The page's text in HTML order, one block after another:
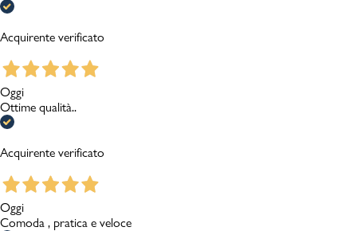
Acquirente verificato
Oggi
Ottime qualità..
Acquirente verificato
Oggi
Comoda , pratica e veloce